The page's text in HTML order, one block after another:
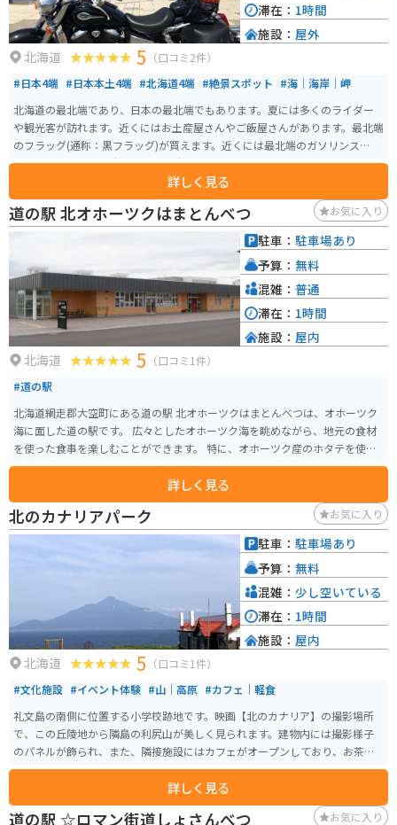
北海道 5 （口コミ2件）
#日本4端 #日本本土4端 #北海道4端 #絶景スポット #海｜海岸｜岬
北海道の最北端であり、日本の最北端でもあります。夏には多くのライダー
や観光客が訪れます。近くにはお土産屋さんやご飯屋さんがあります。最北端
のフラッグ(通称：黒フラッグ)が買えます。近くには最北端のガソリンスタン
ドがあり、そこで給油すると、給油証明書がもらえるので記念にオススメで
詳しく見る
滞在： 1時間
施設： 屋外
道の駅 北オホーツクはまとんべつ お気に入り
北海道 5 （口コミ1件）
#道の駅
北海道網走郡大空町にある道の駅 北オホーツクはまとんべつは、オホーツク
海に面した道の駅です。 広々としたオホーツク海を眺めながら、地元の食材
を使った食事を楽しむことができます。 特に、オホーツク産のホタテを使っ
た料理がおすすめです。 お土産には、ホタテやカニなどの海産物、地元産の
野菜を使った加工品などが人気です。 バイクで訪れる場合、道の駅には広い
駐車場が完備されているので安心です。 オホーツク海沿いの道は、景色が良
く、ツーリングにも最適です。 網走市街地からも近いので、観光の拠点とし
ても便利です。
詳しく見る
駐車： 駐車場あり
予算： 無料
混雑： 普通
滞在： 1時間
施設： 屋内
北のカナリアパーク お気に入り
北海道 5 （口コミ1件）
#文化施設 #イベント体験 #山｜高原 #カフェ｜軽食
礼文島の南側に位置する小学校跡地です。映画【北のカナリア】の撮影場所
で、この丘陵地から隣島の利尻山が美しく見られます。建物内には撮影様子
のパネルが飾られ、また、隣接施設にはカフェがオープンしており、お茶を
しながら利尻山を眺めることが出来るビューポイントです。
詳しく見る
駐車： 駐車場あり
予算： 無料
混雑： 少し空いている
滞在： 1時間
施設： 屋内
道の駅 ☆ロマン街道しょさんべつ お気に入り